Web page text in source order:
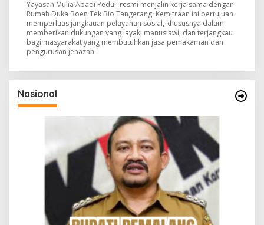
Yayasan Mulia Abadi Peduli resmi menjalin kerja sama dengan
Rumah Duka Boen Tek Bio Tangerang. Kemitraan ini bertujuan
memperluas jangkauan pelayanan sosial, khususnya dalam
memberikan dukungan yang layak, manusiawi, dan terjangkau
bagi masyarakat yang membutuhkan jasa pemakaman dan
pengurusan jenazah.
Nasional